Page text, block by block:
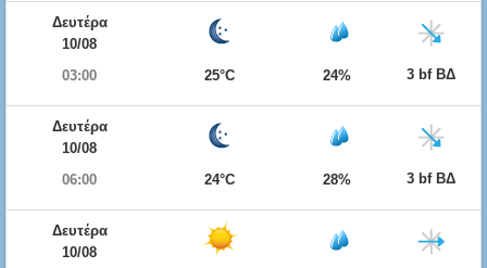
Δευτέρα
10/08
03:00
25°C 24% 3 bf ΒΔ
Δευτέρα
10/08
06:00
24°C 28% 3 bf ΒΔ
Δευτέρα
10/08